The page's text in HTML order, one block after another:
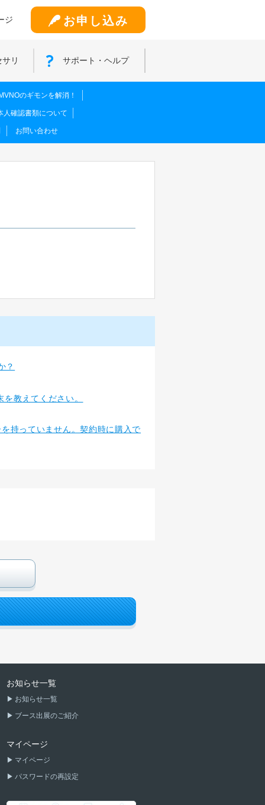
ジ お申し込み
リ サポート・ヘルプ
のギモンを解消！
人確認書類について
お問い合わせ
？
教えてください。
持っていません。契約時に購入で
お知らせ一覧
お知らせ一覧
ブース出展のご紹介
マイページ
マイページ
パスワードの再設定